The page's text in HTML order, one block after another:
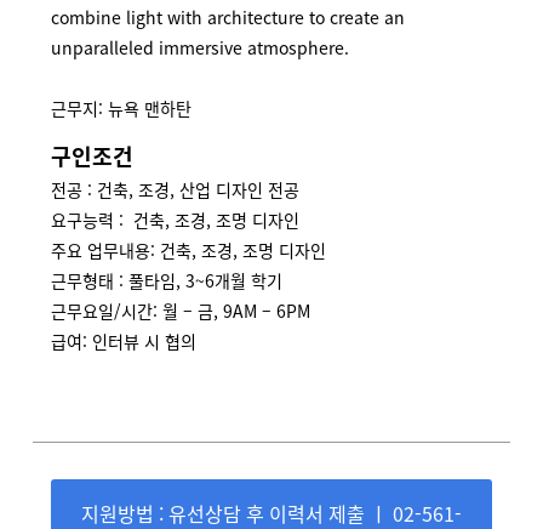
combine light with architecture to create an
unparalleled immersive atmosphere.
근무지: 뉴욕 맨하탄
구인조건
전공 : 건축, 조경, 산업 디자인 전공
요구능력 : 건축, 조경, 조명 디자인
주요 업무내용: 건축, 조경, 조명 디자인
근무형태 : 풀타임, 3~6개월 학기
근무요일/시간: 월 – 금, 9AM – 6PM
급여: 인터뷰 시 협의
지원방법 : 유선상담 후 이력서 제출 ㅣ 02-561-